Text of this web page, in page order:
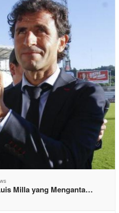
Milla yang Menganta…